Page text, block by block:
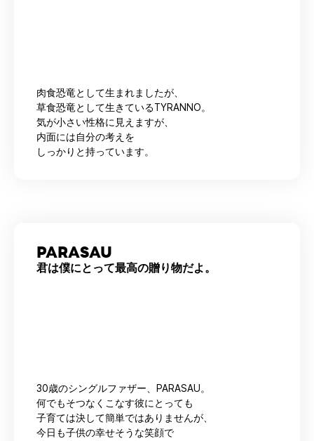
肉食恐竜として生まれましたが、
草食恐竜として生きているTYRANNO。
気が小さい性格に見えますが、
内面には自分の考えを
しっかりと持っています。
PARASAU
君は僕にとって最高の贈り物だよ。
30歳のシングルファザー、PARASAU。
何でもそつなくこなす彼にとっても
子育ては決して簡単ではありませんが、
今日も子供の幸せそうな笑顔で